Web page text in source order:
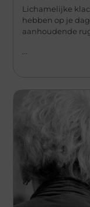
Lichamelijke
hebben op je
aanhoudende